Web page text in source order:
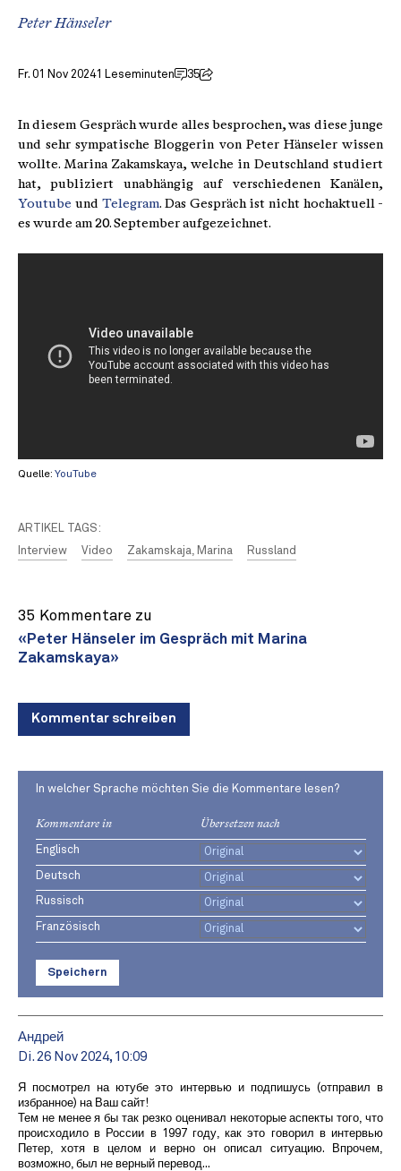
Peter Hänseler
Fr. 01 Nov 20241 Leseminuten 35
In diesem Gespräch wurde alles besprochen, was diese junge
und sehr sympatische Bloggerin von Peter Hänseler wissen
wollte. Marina Zakamskaya, welche in Deutschland studiert
hat, publiziert unabhängig auf verschiedenen Kanälen,
Youtube und Telegram. Das Gespräch ist nicht hochaktuell -
es wurde am 20. September aufgezeichnet.
Quelle: YouTube
ARTIKEL TAGS:
Interview
Video Zakamskaja, Marina Russland
35 Kommentare zu
«Peter Hänseler im Gespräch mit Marina
Zakamskaya»
Kommentar schreiben
In welcher Sprache möchten Sie die Kommentare lesen?
Kommentare in Übersetzen nach
Englisch
Deutsch
Russisch
Französisch
Speichern
Андрей
Di. 26 Nov 2024, 10:09
Я посмотрел на ютубе это интервью и подпишусь (отправил в
избранное) на Ваш сайт!
Тем не менее я бы так резко оценивал некоторые аспекты того, что
происходило в России в 1997 году, как это говорил в интервью
Петер, хотя в целом и верно он описал ситуацию. Впрочем,
возможно, был не верный перевод...